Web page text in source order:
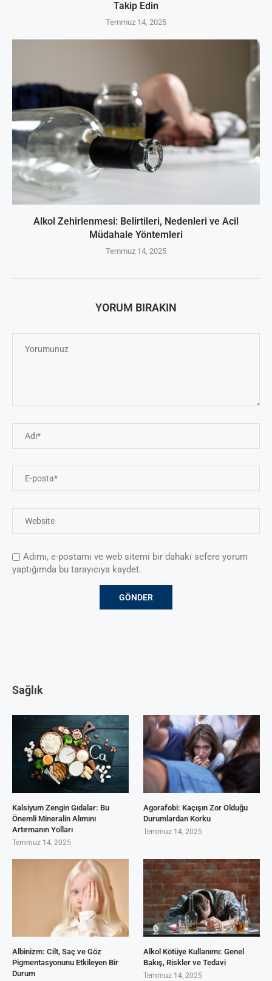
Takip Edin
Temmuz 14, 2025
Alkol Zehirlenmesi: Belirtileri, Nedenleri ve Acil
Müdahale Yöntemleri
Temmuz 14, 2025
YORUM BIRAKIN
Adımı, e-postamı ve web sitemi bir dahaki sefere yorum
yaptığımda bu tarayıcıya kaydet.
Sağlık
Kalsiyum Zengin Gıdalar: Bu
Önemli Mineralin Alımını
Artırmanın Yolları
Temmuz 14, 2025
Agorafobi: Kaçışın Zor Olduğu
Durumlardan Korku
Temmuz 14, 2025
Albinizm: Cilt, Saç ve Göz
Pigmentasyonunu Etkileyen Bir
Durum
Alkol Kötüye Kullanımı: Genel
Bakış, Riskler ve Tedavi
Temmuz 14, 2025